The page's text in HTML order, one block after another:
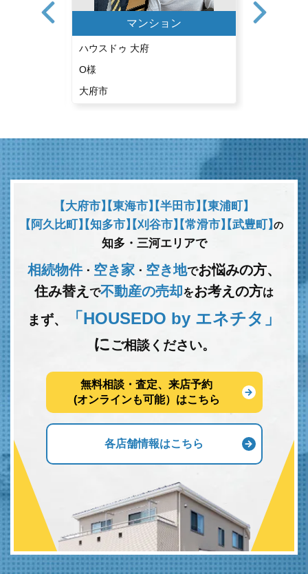
マンション
ハウスドゥ 大府
O様
大府市
【大府市】【東海市】【半田市】【東浦町】
【阿久比町】【知多市】【刈谷市】【常滑市】【武豊町】の
知多・三河エリアで
相続物件･ 空き家 ･ 空き地でお悩みの方、
住み替え で不動産の売却をお考えの方は
まず、
「HOUSEDO by エネチタ」
にご相談ください。
無料相談・査定、来店予約
(オンラインも可能）はこちら
各店舗情報はこちら